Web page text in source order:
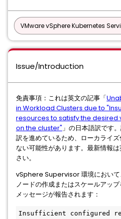
VMware vSphere Kubernetes
Issue/Introduction
免責事項：これは英文の記事「
in Workload Clusters due to
resources to satisfy the desired
on the cluster"」の日本語訳です
訳を進めているため、ローカライ
ない可能性があります。最新情報
さい。
vSphere Supervisor 環境において
ノードの作成またはスケールアッ
メッセージが報告されます：
Insufficient configured